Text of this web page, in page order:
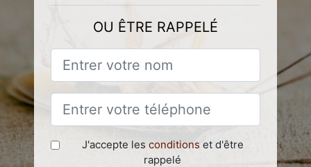
OU ÊTRE RAPPELÉ
J'accepte les conditions et d'être
rappelé